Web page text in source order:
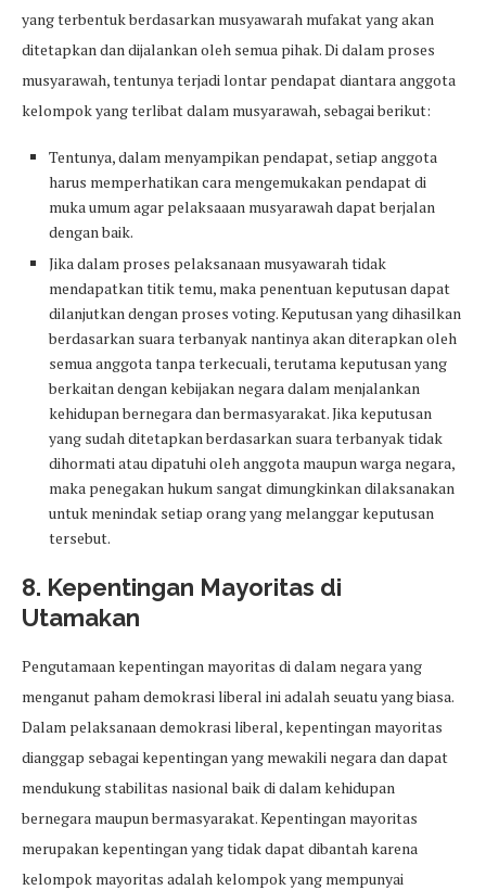
yang terbentuk berdasarkan musyawarah mufakat yang akan
ditetapkan dan dijalankan oleh semua pihak. Di dalam proses
musyarawah, tentunya terjadi lontar pendapat diantara anggota
kelompok yang terlibat dalam musyarawah, sebagai berikut:
Tentunya, dalam menyampikan pendapat, setiap anggota
harus memperhatikan cara mengemukakan pendapat di
muka umum agar pelaksaaan musyarawah dapat berjalan
dengan baik.
Jika dalam proses pelaksanaan musyawarah tidak
mendapatkan titik temu, maka penentuan keputusan dapat
dilanjutkan dengan proses voting. Keputusan yang dihasilkan
berdasarkan suara terbanyak nantinya akan diterapkan oleh
semua anggota tanpa terkecuali, terutama keputusan yang
berkaitan dengan kebijakan negara dalam menjalankan
kehidupan bernegara dan bermasyarakat. Jika keputusan
yang sudah ditetapkan berdasarkan suara terbanyak tidak
dihormati atau dipatuhi oleh anggota maupun warga negara,
maka penegakan hukum sangat dimungkinkan dilaksanakan
untuk menindak setiap orang yang melanggar keputusan
tersebut.
8. Kepentingan Mayoritas di
Utamakan
Pengutamaan kepentingan mayoritas di dalam negara yang
menganut paham demokrasi liberal ini adalah seuatu yang biasa.
Dalam pelaksanaan demokrasi liberal, kepentingan mayoritas
dianggap sebagai kepentingan yang mewakili negara dan dapat
mendukung stabilitas nasional baik di dalam kehidupan
bernegara maupun bermasyarakat. Kepentingan mayoritas
merupakan kepentingan yang tidak dapat dibantah karena
kelompok mayoritas adalah kelompok yang mempunyai